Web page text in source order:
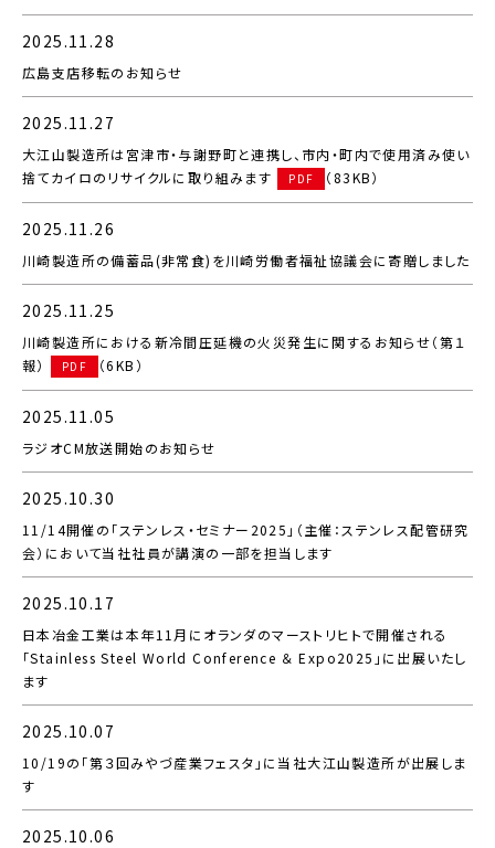
2025.11.28
広島支店移転のお知らせ
2025.11.27
大江山製造所は宮津市・与謝野町と連携し、市内・町内で使用済み使い
捨てカイロのリサイクルに取り組みます
PDF （83KB）
2025.11.26
川崎製造所の備蓄品(非常食)を川崎労働者福祉協議会に寄贈しました
2025.11.25
川崎製造所における新冷間圧延機の火災発生に関するお知らせ（第１
報）
PDF （6KB）
2025.11.05
ラジオCM放送開始のお知らせ
2025.10.30
11/14開催の「ステンレス・セミナー2025」（主催：ステンレス配管研究
会）において当社社員が講演の一部を担当します
2025.10.17
日本冶金工業は本年11月にオランダのマーストリヒトで開催される
「Stainless Steel World Conference ＆ Expo2025」に出展いたし
ます
2025.10.07
10/19の「第３回みやづ産業フェスタ」に当社大江山製造所が出展しま
す
2025.10.06